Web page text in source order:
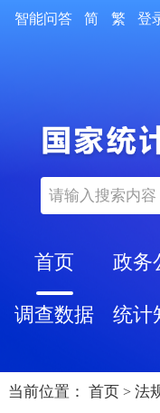
智能问答 简 繁 登
首页 政务
调查数据 统计
当前位置： 首页 > 法